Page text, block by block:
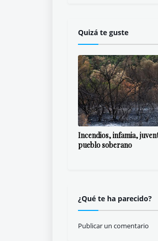
Quizá te guste
Incendios, infamia,
pueblo soberano
¿Qué te ha parecido?
Publicar un comentario